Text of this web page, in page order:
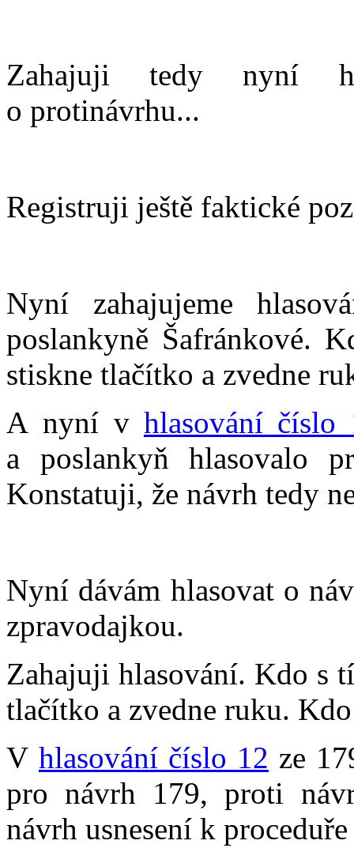
Zahajuji tedy nyní
o protinávrhu...
Registruji ještě faktické
Nyní zahajujeme
poslankyně Šafránkové.
stiskne tlačítko a zvedne
A nyní v hlasování číslo
a poslankyň hlasovalo
Konstatuji, že návrh tedy
Nyní dávám hlasovat o
zpravodajkou.
Zahajuji hlasování. Kdo s
tlačítko a zvedne ruku.
V hlasování číslo 12 ze
pro návrh 179, proti
návrh usnesení k